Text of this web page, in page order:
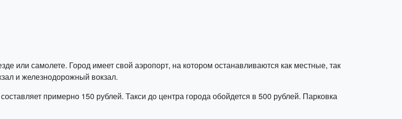
или самолете. Город имеет свой аэропорт, на котором останавливаются как местные, так
и железнодорожный вокзал.
примерно 150 рублей. Такси до центра города обойдется в 500 рублей. Парковка